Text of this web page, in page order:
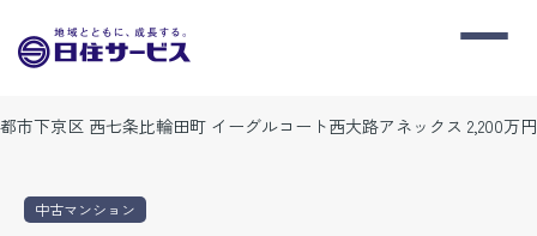
下京区 西七条比輪田町 イーグルコート西大路アネックス 2,200万円
中古マンション